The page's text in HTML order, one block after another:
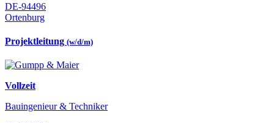
DE-94496
Ortenburg
Projektleitung (w/d/m)
Vollzeit
Bauingenieur & Techniker